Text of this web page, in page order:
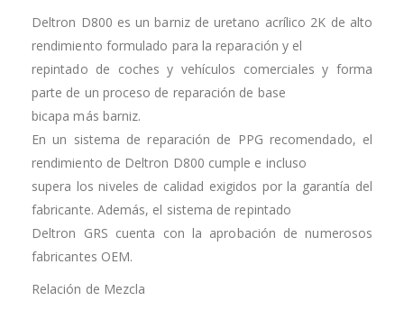
Deltron D800 es un barniz de uretano acrílico 2K de alto
rendimiento formulado para la reparación y el
repintado de coches y vehículos comerciales y forma
parte de un proceso de reparación de base
bicapa más barniz.
En un sistema de reparación de PPG recomendado, el
rendimiento de Deltron D800 cumple e incluso
supera los niveles de calidad exigidos por la garantía del
fabricante. Además, el sistema de repintado
Deltron GRS cuenta con la aprobación de numerosos
fabricantes OEM.
Relación de Mezcla